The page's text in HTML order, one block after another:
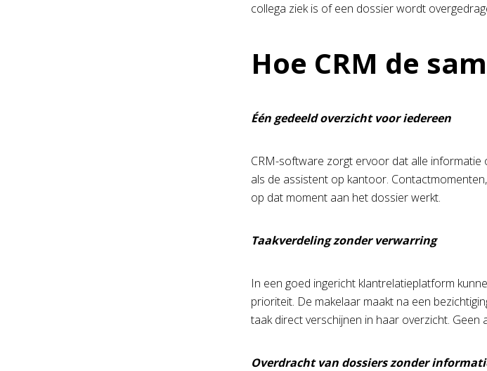
collega ziek is of een dossier wordt
Hoe CRM de
Één gedeeld overzicht voor iedereen
CRM-software zorgt ervoor dat alle informatie
als de assistent op kantoor.
op dat moment aan het dossier werkt.
Taakverdeling zonder verwarring
In een goed ingericht klantrelatieplatform
prioriteit. De makelaar maakt na een
taak direct verschijnen in haar overzicht. Geen
Overdracht van dossiers zonder